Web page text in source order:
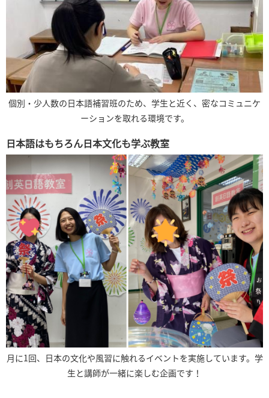
個別・少人数の日本語補習班のため、学生と近く、密なコミュニケ
ーションを取れる環境です。
日本語はもちろん日本文化も学ぶ教室
月に1回、日本の文化や風習に触れるイベントを実施しています。学
生と講師が一緒に楽しむ企画です！